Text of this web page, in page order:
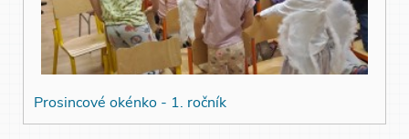
Prosincové okénko - 1. ročník